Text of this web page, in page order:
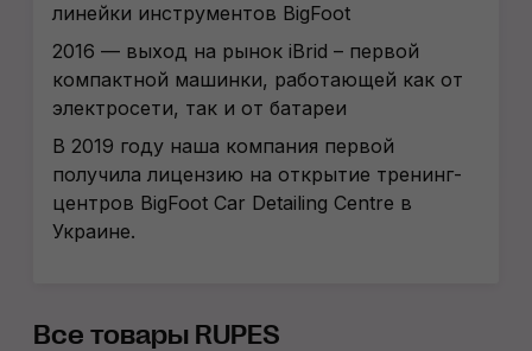
линейки инструментов BigFoot
2016 — выход на рынок iBrid – первой
компактной машинки, работающей как от
электросети, так и от батареи
В 2019 году наша компания первой
получила лицензию на открытие тренинг-
центров BigFoot Car Detailing Centre в
Украине.
Все товары RUPES